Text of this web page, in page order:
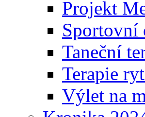
Projekt
Sportovní
Taneční
Terapie
Výlet na